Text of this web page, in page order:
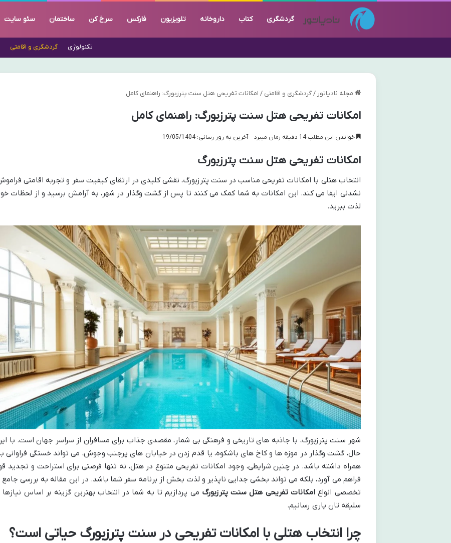
گردشگری کتاب داروخانه تلویزیون فارکس سرخ کن ساختمان سئو سایت
تکنولوژی گردشگری و اقامتی
مجله نادیاتور / گردشگری و اقامتی / امکانات تفریحی هتل سنت پترزبورگ: راهنمای کامل
امکانات تفریحی هتل سنت پترزبورگ: راهنمای کامل
آخرین به روز رسانی: 19/05/1404 خواندن این مطلب 14 دقیقه زمان میبرد
امکانات تفریحی هتل سنت پترزبورگ
انتخاب هتلی با امکانات تفریحی مناسب در سنت پترزبورگ، نقشی کلیدی در ارتقای کیفیت سفر و تجربه اقامتی
نشدنی ایفا می کند. این امکانات به شما کمک می کنند تا پس از گشت وگذار در شهر، به آرامش برسید و از لحظات
لذت ببرید.
شهر سنت پترزبورگ، با جاذبه های تاریخی و فرهنگی بی شمار، مقصدی جذاب برای مسافران از سراسر جهان است. با
حال، گشت وگذار در موزه ها و کاخ های باشکوه، یا قدم زدن در خیابان های پرجنب وجوش، می تواند خستگی فراوانی
همراه داشته باشد. در چنین شرایطی، وجود امکانات تفریحی متنوع در هتل، نه تنها فرصتی برای استراحت و تجدید
فراهم می آورد، بلکه می تواند بخشی جدایی ناپذیر و لذت بخش از برنامه سفر شما باشد. در این مقاله به بررسی جامع
تخصصی انواع امکانات تفریحی هتل سنت پترزبورگ می پردازیم تا به شما در انتخاب بهترین گزینه بر اساس نیازها
سلیقه تان یاری رسانیم.
چرا انتخاب هتلی با امکانات تفریحی در سنت پترزبورگ حیاتی است؟